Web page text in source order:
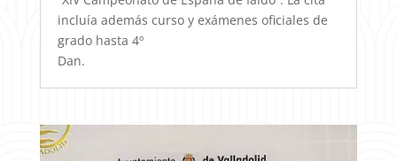
incluía además curso y exámenes oficiales de
grado hasta 4º
Dan.